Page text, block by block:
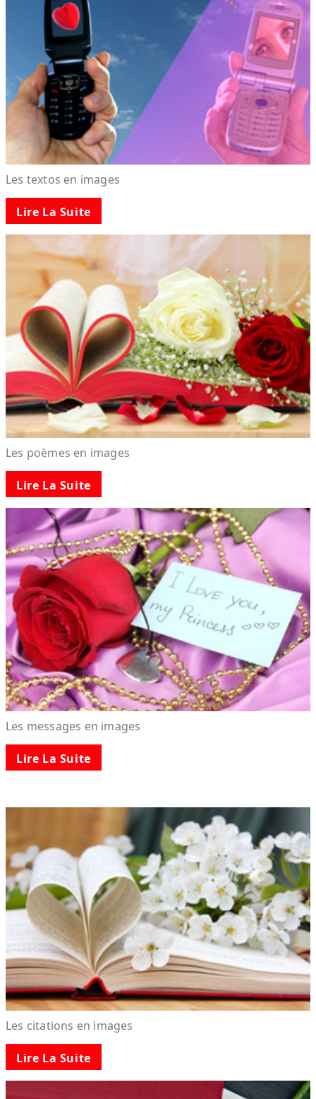
Les textos en images
Lire La Suite
Les poèmes en images
Lire La Suite
Les messages en images
Lire La Suite
Les citations en images
Lire La Suite